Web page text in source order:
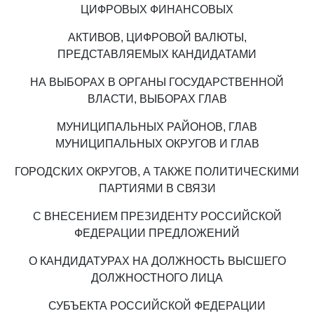
ЦИФРОВЫХ ФИНАНСОВЫХ
АКТИВОВ, ЦИФРОВОЙ ВАЛЮТЫ,
ПРЕДСТАВЛЯЕМЫХ КАНДИДАТАМИ
НА ВЫБОРАХ В ОРГАНЫ ГОСУДАРСТВЕННОЙ
ВЛАСТИ, ВЫБОРАХ ГЛАВ
МУНИЦИПАЛЬНЫХ РАЙОНОВ, ГЛАВ
МУНИЦИПАЛЬНЫХ ОКРУГОВ И ГЛАВ
ГОРОДСКИХ ОКРУГОВ, А ТАКЖЕ ПОЛИТИЧЕСКИМИ
ПАРТИЯМИ В СВЯЗИ
С ВНЕСЕНИЕМ ПРЕЗИДЕНТУ РОССИЙСКОЙ
ФЕДЕРАЦИИ ПРЕДЛОЖЕНИЙ
О КАНДИДАТУРАХ НА ДОЛЖНОСТЬ ВЫСШЕГО
ДОЛЖНОСТНОГО ЛИЦА
СУБЪЕКТА РОССИЙСКОЙ ФЕДЕРАЦИИ